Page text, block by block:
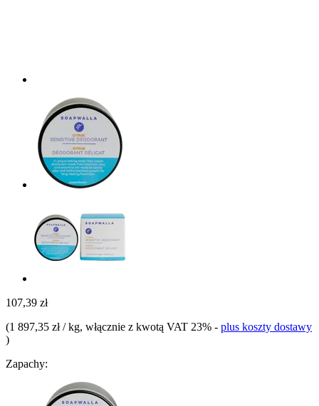
107,39 zł
(1 897,35 zł / kg, włącznie z kwotą VAT 23% - plus koszty dostawy
)
Zapachy: